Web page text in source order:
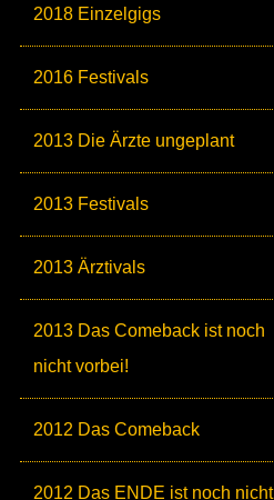
2018 Einzelgigs
2016 Festivals
2013 Die Ärzte ungeplant
2013 Festivals
2013 Ärztivals
2013 Das Comeback ist noch
nicht vorbei!
2012 Das Comeback
2012 Das ENDE ist noch nicht